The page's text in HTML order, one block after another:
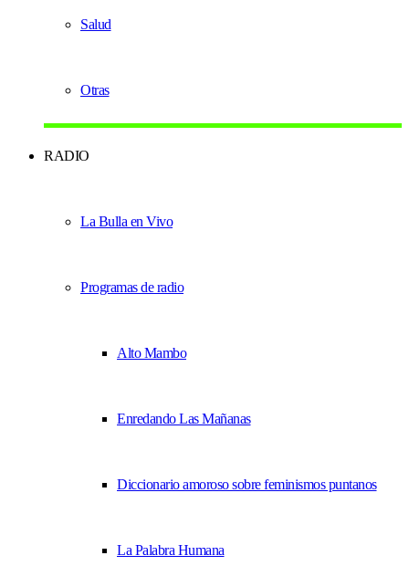
Salud
Otras
RADIO
La Bulla en Vivo
Programas de radio
Alto Mambo
Enredando Las Mañanas
Diccionario amoroso sobre feminismos puntanos
La Palabra Humana